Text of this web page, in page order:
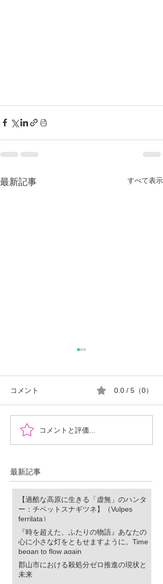
最新記事 すべて表示
『時を超えた、ふたりの
物語』あなたの心に小さ
に。Time began to flow again
コメント 0.0 / 5（0）
コメントと評価...
最新記事
【過酷な高原に生きる「虚無」のハンタ
ー：チベットスナギツネ】（Vulpes
ferrilata）
『時を超えた、ふたりの物語』あなたの
心に小さな灯をともせますように。Time
began to flow again
郡山市における殺処分ゼロ推進の現状と
未来